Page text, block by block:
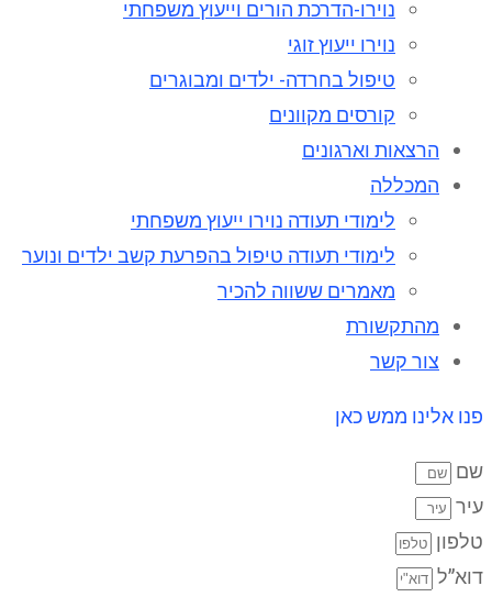
נוירו-הדרכת הורים וייעוץ משפחתי
נוירו ייעוץ זוגי
טיפול בחרדה- ילדים ומבוגרים
קורסים מקוונים
הרצאות וארגונים
המכללה
לימודי תעודה נוירו ייעוץ משפחתי
לימודי תעודה טיפול בהפרעת קשב ילדים ונוער
מאמרים ששווה להכיר
מהתקשורת
צור קשר
פנו אלינו ממש כאן
שם
עיר
טלפון
דוא”ל